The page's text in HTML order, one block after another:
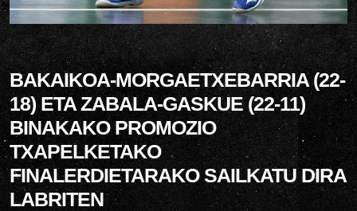
BAKAIKOA-MORGAETXEBARRIA (22-
18) ETA ZABALA-GASKUE (22-11)
BINAKAKO PROMOZIO
TXAPELKETAKO
FINALERDIETARAKO SAILKATU DIRA
LABRITEN